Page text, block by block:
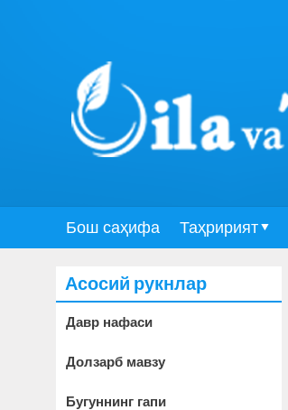
Бош саҳифа Таҳририят
Асосий рукнлар
Давр нафаси
Долзарб мавзу
Бугуннинг гапи